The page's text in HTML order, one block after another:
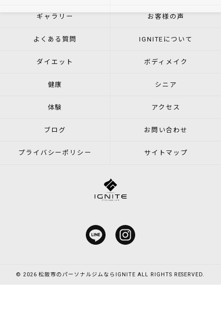
ギャラリー お客様の声
よくある質問 IGNITEについて
ダイエット ボディメイク
健康 シニア
体験 アクセス
ブログ お問い合わせ
プライバシーポリシー サイトマップ
© 2026 松阪市のパーソナルジムならIGNITE ALL RIGHTS RESERVED.